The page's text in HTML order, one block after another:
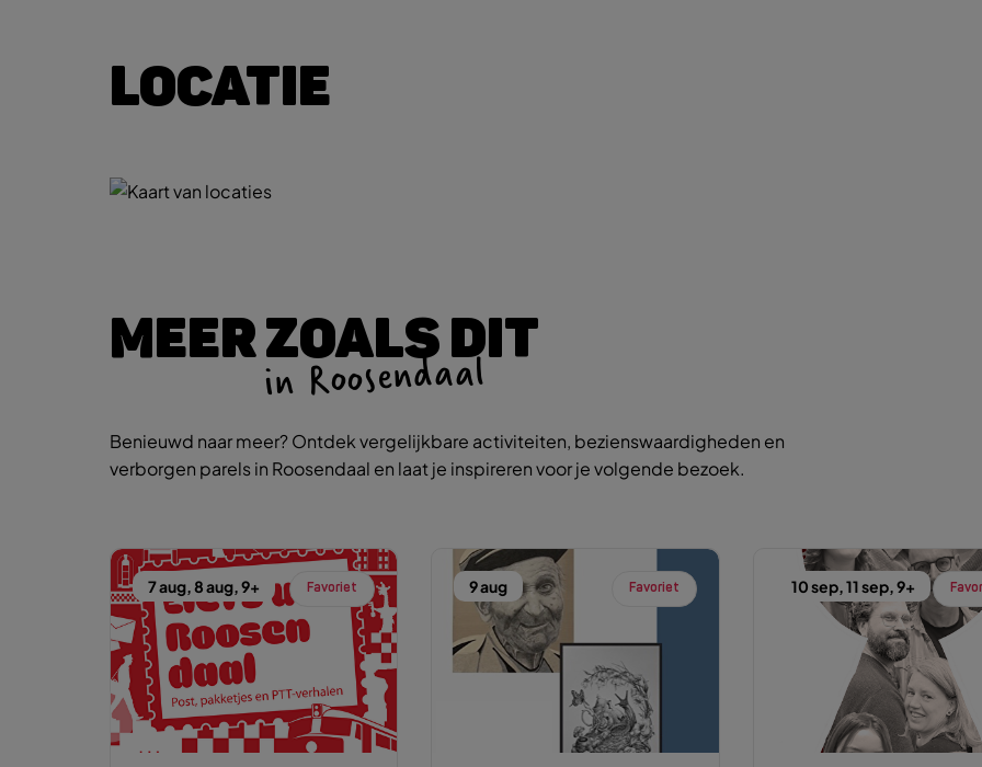
LOCATIE
MEER ZOALS DIT
in Roosendaal
Benieuwd naar meer? Ontdek vergelijkbare activiteiten, bezienswaardigheden en
verborgen parels in Roosendaal en laat je inspireren voor je volgende bezoek.
7 aug, 8 aug, 9+ Favoriet 9 aug Favoriet 10 sep, 11 sep, 9+